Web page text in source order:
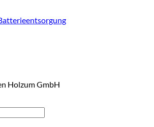
Holzum GmbH